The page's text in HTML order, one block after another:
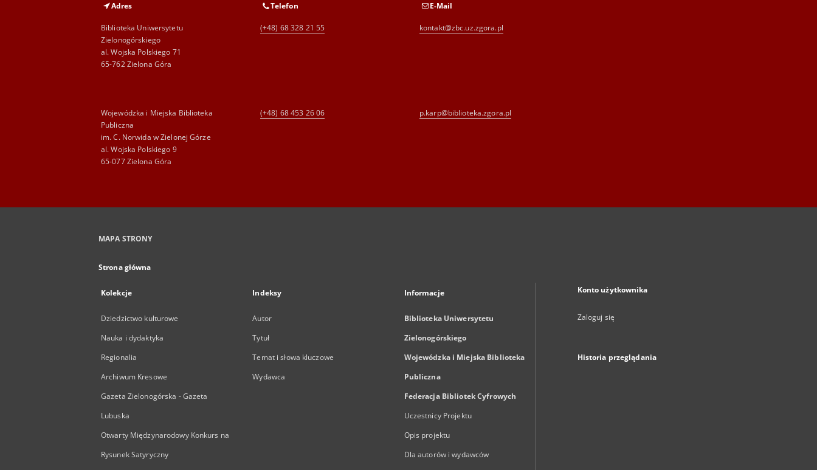
Adres
Biblioteka Uniwersytetu
Zielonogórskiego
al. Wojska Polskiego 71
65-762 Zielona Góra
Telefon
(+48) 68 328 21 55
E-Mail
kontakt@zbc.uz.zgora.pl
Wojewódzka i Miejska Biblioteka
Publiczna
im. C. Norwida w Zielonej Górze
al. Wojska Polskiego 9
65-077 Zielona Góra
(+48) 68 453 26 06 p.karp@biblioteka.zgora.pl
MAPA STRONY
Strona główna
Kolekcje
Dziedzictwo kulturowe
Nauka i dydaktyka
Regionalia
Archiwum Kresowe
Gazeta Zielonogórska - Gazeta
Lubuska
Otwarty Międzynarodowy Konkurs na
Rysunek Satyryczny
Indeksy
Autor
Tytuł
Temat i słowa kluczowe
Wydawca
Informacje
Biblioteka Uniwersytetu
Zielonogórskiego
Wojewódzka i Miejska Biblioteka
Publiczna
Federacja Bibliotek Cyfrowych
Uczestnicy Projektu
Opis projektu
Dla autorów i wydawców
Konto użytkownika
Zaloguj się
Historia przeglądania